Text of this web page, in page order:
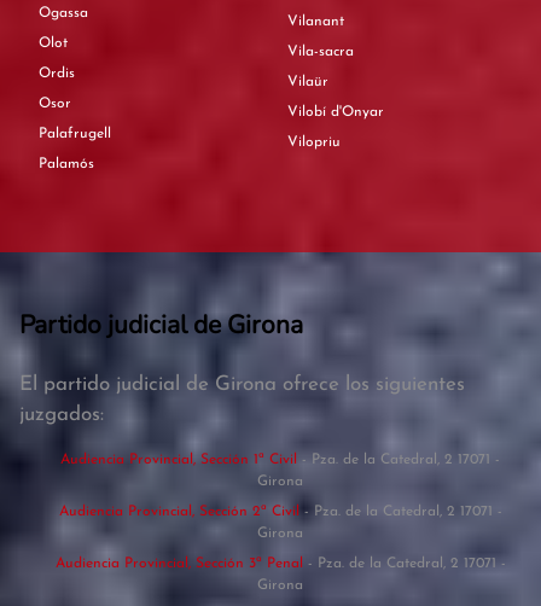
Ogassa
Olot
Ordis
Osor
Palafrugell
Palamós
Vilanant
Vila-sacra
Vilaür
Vilobí d'Onyar
Vilopriu
Partido judicial de Girona
El partido judicial de Girona ofrece los siguientes
juzgados:
Audiencia Provincial, Sección 1ª Civil - Pza. de la Catedral, 2 17071 -
Girona
Audiencia Provincial, Sección 2ª Civil - Pza. de la Catedral, 2 17071 -
Girona
Audiencia Provincial, Sección 3ª Penal
- Pza. de la Catedral, 2 17071 -
Girona